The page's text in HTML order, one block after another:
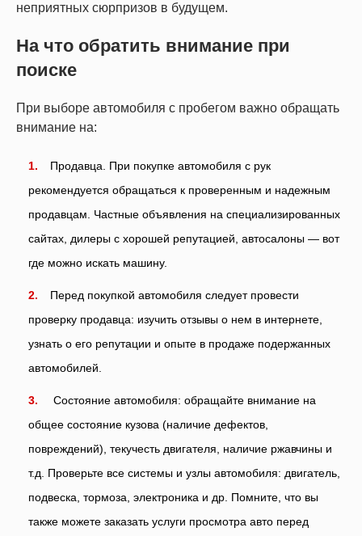
неприятных сюрпризов в будущем.
На что обратить внимание при
поиске
При выборе автомобиля с пробегом важно обращать
внимание на:
Продавца. При покупке автомобиля с рук
рекомендуется обращаться к проверенным и надежным
продавцам. Частные объявления на специализированных
сайтах, дилеры с хорошей репутацией, автосалоны — вот
где можно искать машину.
Перед покупкой автомобиля следует провести
проверку продавца: изучить отзывы о нем в интернете,
узнать о его репутации и опыте в продаже подержанных
автомобилей.
Состояние автомобиля: обращайте внимание на
общее состояние кузова (наличие дефектов,
повреждений), текучесть двигателя, наличие ржавчины и
т.д. Проверьте все системы и узлы автомобиля: двигатель,
подвеска, тормоза, электроника и др. Помните, что вы
также можете заказать услуги просмотра авто перед